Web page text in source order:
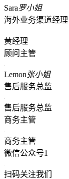
Sara罗小姐
海外业务渠道经理
黄经理
顾问主管
Lemon张小姐
售后服务总监
售后服务总监
商务主管
商务主管
微信公众号1
扫码关注我们